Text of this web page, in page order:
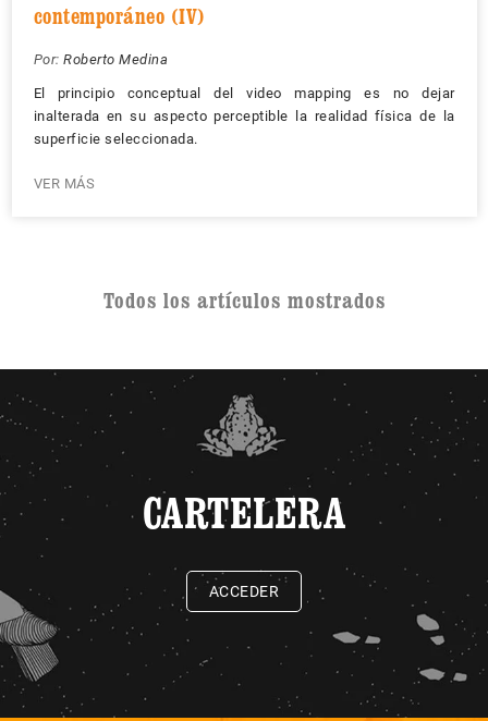
contemporáneo (IV)
Por: Roberto Medina
El principio conceptual del video mapping es no dejar
inalterada en su aspecto perceptible la realidad física de la
superficie seleccionada.
VER MÁS
Todos los artículos mostrados
CARTELERA
ACCEDER